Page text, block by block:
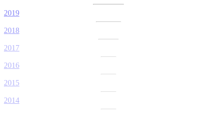
2019
2018
2017
2016
2015
2014